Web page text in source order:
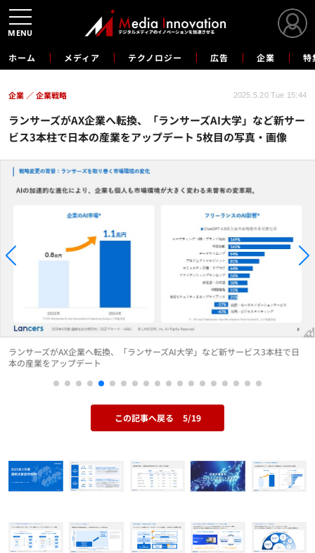
ホーム メディア テクノロジー 広告 企業 特
ランサーズがAX企業へ転換、「ランサーズAI大学」など新サー
ビス3本柱で日本の産業をアップデート 5枚目の写真・画像
企業 企業戦略 2025.5.20 Tue 15:44
ランサーズがAX企業へ転換、「ランサーズAI大学」など新サービス3本柱で日
本の産業をアップデート
この記事へ戻る 5/19
MENU